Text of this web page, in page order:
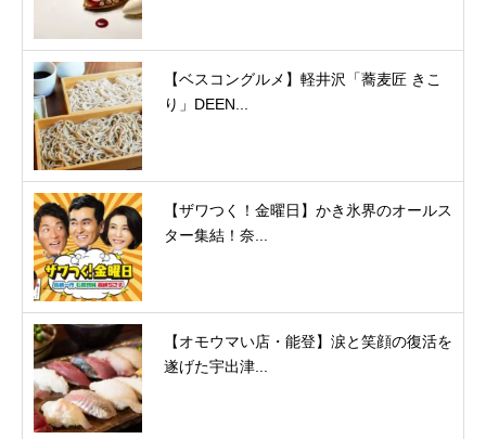
【ベスコングルメ】軽井沢「蕎麦匠 きこ
り」DEEN...
【ザワつく！金曜日】かき氷界のオールス
ター集結！奈...
【オモウマい店・能登】涙と笑顔の復活を
遂げた宇出津...